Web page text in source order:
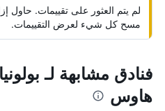
لم يتم العثور على تقييمات. حاول
مسح كل شيء لعرض التقييمات.
فنادق مشابهة لـ
هاوس